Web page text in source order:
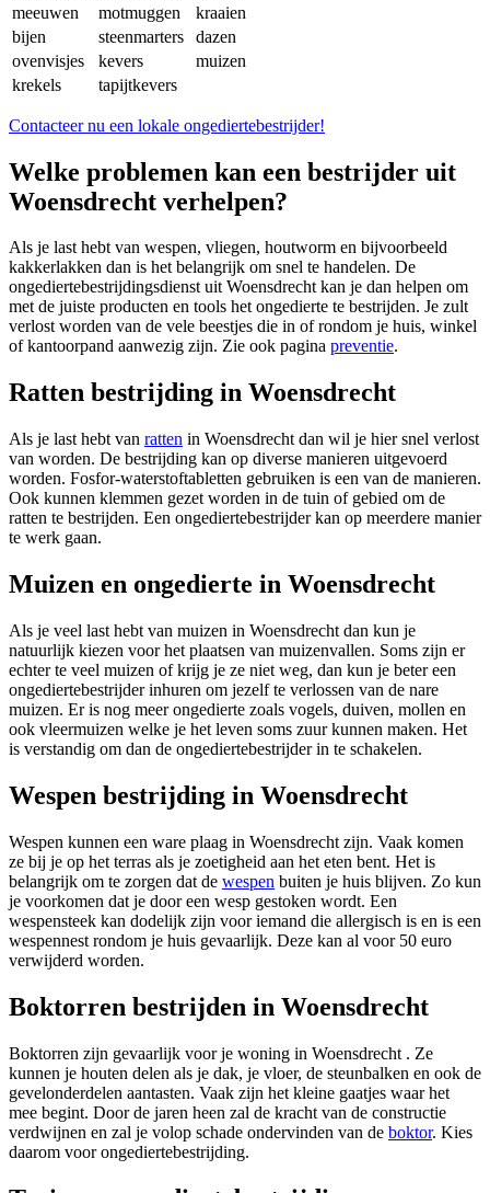
meeuwen
motmuggen
kraaien
bijen
steenmarters
dazen
ovenvisjes
kevers
muizen
krekels
tapijtkevers
Contacteer nu een lokale ongediertebestrijder!
Welke problemen kan een bestrijder uit
Woensdrecht verhelpen?
Als je last hebt van wespen, vliegen, houtworm en bijvoorbeeld
kakkerlakken dan is het belangrijk om snel te handelen. De
ongediertebestrijdingsdienst uit Woensdrecht kan je dan helpen om
met de juiste producten en tools het ongedierte te bestrijden. Je zult
verlost worden van de vele beestjes die in of rondom je huis, winkel
of kantoorpand aanwezig zijn. Zie ook pagina preventie.
Ratten bestrijding in Woensdrecht
Als je last hebt van ratten in Woensdrecht dan wil je hier snel verlost
van worden. De bestrijding kan op diverse manieren uitgevoerd
worden. Fosfor-waterstoftabletten gebruiken is een van de manieren.
Ook kunnen klemmen gezet worden in de tuin of gebied om de
ratten te bestrijden. Een ongediertebestrijder kan op meerdere manier
te werk gaan.
Muizen en ongedierte in Woensdrecht
Als je veel last hebt van muizen in Woensdrecht dan kun je
natuurlijk kiezen voor het plaatsen van muizenvallen. Soms zijn er
echter te veel muizen of krijg je ze niet weg, dan kun je beter een
ongediertebestrijder inhuren om jezelf te verlossen van de nare
muizen. Er is nog meer ongedierte zoals vogels, duiven, mollen en
ook vleermuizen welke je het leven soms zuur kunnen maken. Het
is verstandig om dan de ongediertebestrijder in te schakelen.
Wespen bestrijding in Woensdrecht
Wespen kunnen een ware plaag in Woensdrecht zijn. Vaak komen
ze bij je op het terras als je zoetigheid aan het eten bent. Het is
belangrijk om te zorgen dat de wespen buiten je huis blijven. Zo kun
je voorkomen dat je door een wesp gestoken wordt. Een
wespensteek kan dodelijk zijn voor iemand die allergisch is en is een
wespennest rondom je huis gevaarlijk. Deze kan al voor 50 euro
verwijderd worden.
Boktorren bestrijden in Woensdrecht
Boktorren zijn gevaarlijk voor je woning in Woensdrecht . Ze
kunnen je houten delen als je dak, je vloer, de steunbalken en ook de
gevelonderdelen aantasten. Vaak zijn het kleine gaatjes waar het
mee begint. Door de jaren heen zal de kracht van de constructie
verdwijnen en zal je volop schade ondervinden van de boktor. Kies
daarom voor ongediertebestrijding.